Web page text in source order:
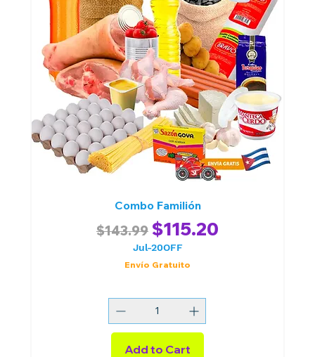
Combo Familión
Regular Price
$143.99 Sale Price
$115.20
Jul-20OFF
Envío Gratuito
Add to Cart